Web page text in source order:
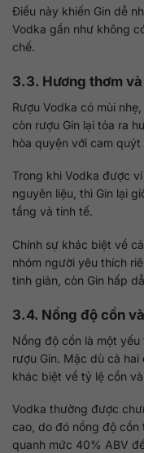
Điều này khiến Gin dễ
Vodka gần như không
chế.
3.3. Hương thơm
Rượu Vodka có mùi
còn rượu Gin lại tỏa ra
hòa quyện với cam quýt
Trong khi Vodka được ví
nguyên liệu, thì Gin lại
tầng và tinh tế.
Chính sự khác biệt về
nhóm người yêu thích
tinh giản, còn Gin hấp
3.4. Nồng độ cồn
Nồng độ cồn là một
rượu Gin. Mặc dù cả
khác biệt về tỷ lệ cồn
Vodka thường được
cao, do đó nồng độ
quanh mức 40% ABV